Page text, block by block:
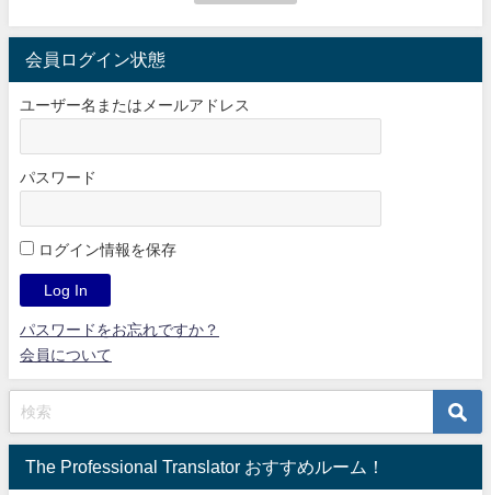
会員ログイン状態
ユーザー名またはメールアドレス
パスワード
ログイン情報を保存
パスワードをお忘れですか？
会員について
The Professional Translator おすすめルーム！